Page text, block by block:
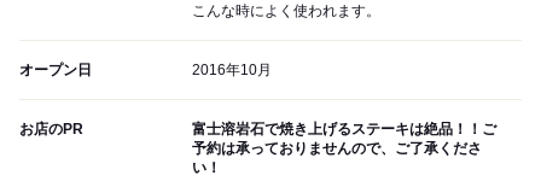
こんな時によく使われます。
オープン日 2016年10月
お店のPR
富士溶岩石で焼き上げるステーキは絶品！！ご
予約は承っておりませんので、ご了承くださ
い！